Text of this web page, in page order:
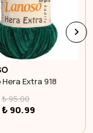
Extra 918
₺ 95.00
₺ 90.99